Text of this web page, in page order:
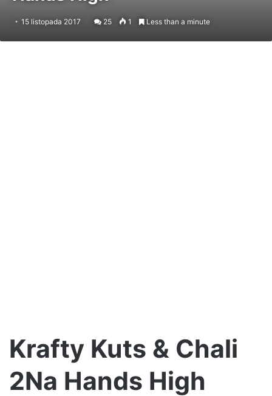
15 listopada 2017 25 1 Less than a minute
Krafty Kuts & Chali
2Na Hands High